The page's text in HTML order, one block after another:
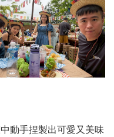
動手捏製出可愛又美味